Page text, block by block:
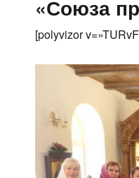
«Союза
[polyvizor